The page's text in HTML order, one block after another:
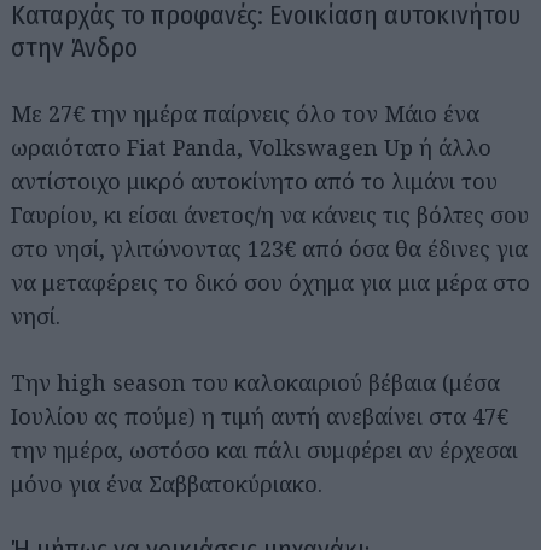
Καταρχάς το προφανές: Ενοικίαση αυτοκινήτου
στην Άνδρο
Με 27€ την ημέρα παίρνεις όλο τον Μάιο ένα
ωραιότατο Fiat Panda, Volkswagen Up ή άλλο
αντίστοιχο μικρό αυτοκίνητο από το λιμάνι του
Γαυρίου, κι είσαι άνετος/η να κάνεις τις βόλτες σου
στο νησί, γλιτώνοντας 123€ από όσα θα έδινες για
να μεταφέρεις το δικό σου όχημα για μια μέρα στο
νησί.
Την high season του καλοκαιριού βέβαια (μέσα
Ιουλίου ας πούμε) η τιμή αυτή ανεβαίνει στα 47€
την ημέρα, ωστόσο και πάλι συμφέρει αν έρχεσαι
μόνο για ένα Σαββατοκύριακο.